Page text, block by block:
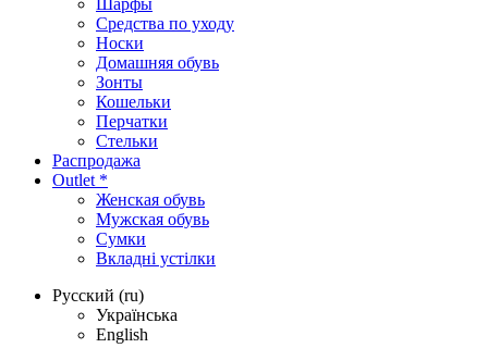
Шарфы
Средства по уходу
Носки
Домашняя обувь
Зонты
Кошельки
Перчатки
Стельки
Распродажа
Outlet *
Женская обувь
Мужская обувь
Сумки
Вкладні устілки
Русский (ru)
Українська
English